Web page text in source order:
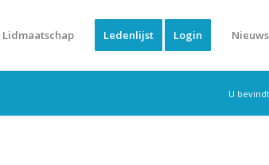
Lidmaatschap Ledenlijst Login
U